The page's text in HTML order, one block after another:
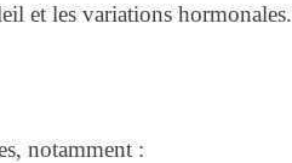
et les variations hormonales.
notamment :